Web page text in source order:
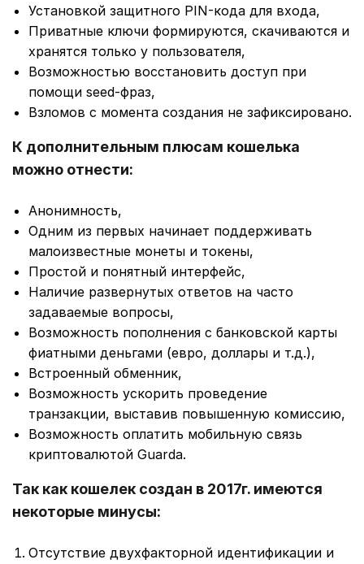
Установкой защитного PIN-кода для входа,
Приватные ключи формируются, скачиваются и
хранятся только у пользователя,
Возможностью восстановить доступ при
помощи seed-фраз,
Взломов с момента создания не зафиксировано.
К дополнительным плюсам кошелька
можно отнести:
Анонимность,
Одним из первых начинает поддерживать
малоизвестные монеты и токены,
Простой и понятный интерфейс,
Наличие развернутых ответов на часто
задаваемые вопросы,
Возможность пополнения с банковской карты
фиатными деньгами (евро, доллары и т.д.),
Встроенный обменник,
Возможность ускорить проведение
транзакции, выставив повышенную комиссию,
Возможность оплатить мобильную связь
криптовалютой Guarda.
Так как кошелек создан в 2017г. имеются
некоторые минусы:
Отсутствие двухфакторной идентификации и